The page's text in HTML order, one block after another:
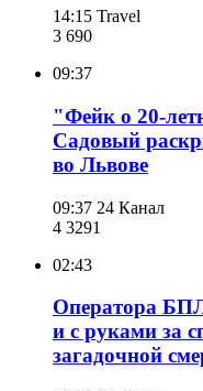
14:15 Travel
3 690
09:37
"Фейк о 20-
Садовый
во Львове
09:37 24 Канал
4 3291
02:43
Оператора
и с руками за
загадочной